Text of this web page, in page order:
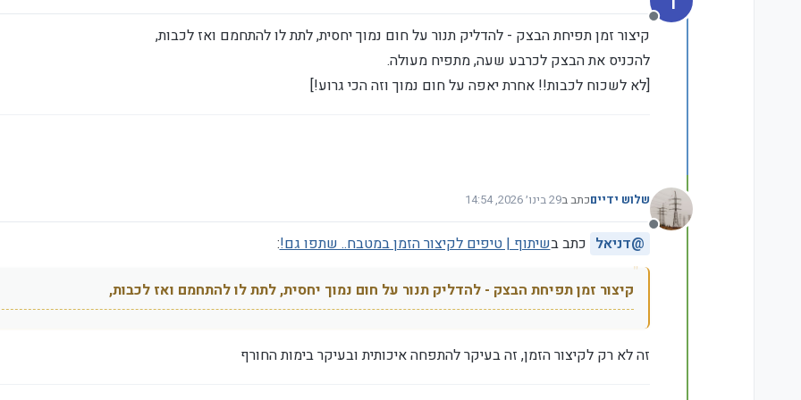
מנותק
קיצור זמן תפיחת הבצק - להדליק תנור על חום נמוך יחסית, לתת לו להתחמם ואז לכבות,
להכניס את הבצק לכרבע שעה, מתפיח מעולה.
[לא לשכוח לכבות!! אחרת יאפה על חום נמוך וזה הכי גרוע!]
מנותק
שלוש ידייםכתב ב29 בינו׳ 2026, 14:54
נערך לאחרונה על ידי
@דניאל כתב בשיתוף | טיפים לקיצור הזמן במטבח.. שתפו גם!:
קיצור זמן תפיחת הבצק - להדליק תנור על חום נמוך יחסית, לתת לו להתחמם ואז לכבות,
זה לא רק לקיצור הזמן, זה בעיקר להתפחה איכותית ובעיקר בימות החורף